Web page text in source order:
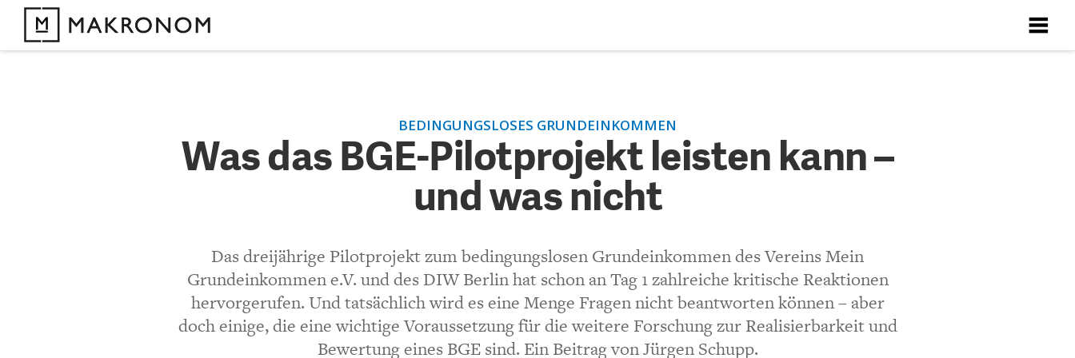
X
ARTIKEL
FEATURES
NEWSLETTER
ÜBER UNS
X
Unser kostenloser Newsletter informiert Sie über unsere neuesten
X
X
BEDINGUNGSLOSES GRUNDEINKOMMEN
Was das BGE-Pilotprojekt leisten kann –
und was nicht
Das dreijährige Pilotprojekt zum bedingungslosen Grundeinkommen des Vereins Mein
Grundeinkommen e.V. und des DIW Berlin hat schon an Tag 1 zahlreiche kritische Reaktionen
hervorgerufen. Und tatsächlich wird es eine Menge Fragen nicht beantworten können – aber
doch einige, die eine wichtige Voraussetzung für die weitere Forschung zur Realisierbarkeit und
Bewertung eines BGE sind. Ein Beitrag von Jürgen Schupp.
X
Was das BGE-Pilotprojekt leisten kann – und
was nicht
Bisher noch kein Kommentar.